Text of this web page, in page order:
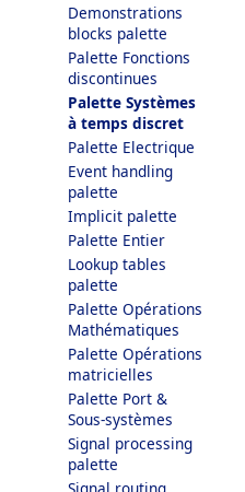
Demonstrations
blocks palette
Palette Fonctions
discontinues
Palette Systèmes
à temps discret
Palette Electrique
Event handling
palette
Implicit palette
Palette Entier
Lookup tables
palette
Palette Opérations
Mathématiques
Palette Opérations
matricielles
Palette Port &
Sous-systèmes
Signal processing
palette